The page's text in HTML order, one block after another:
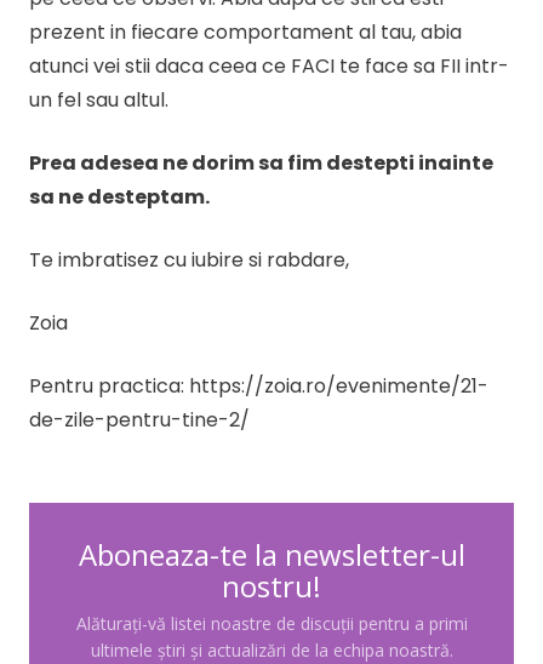
prezent in fiecare comportament al tau, abia
atunci vei stii daca ceea ce FACI te face sa FII intr-
un fel sau altul.
Prea adesea ne dorim sa fim destepti inainte
sa ne desteptam.
Te imbratisez cu iubire si rabdare,
Zoia
Pentru practica: https://zoia.ro/evenimente/21-
de-zile-pentru-tine-2/
Aboneaza-te la newsletter-ul
nostru!
Alăturați-vă listei noastre de discuții pentru a primi
ultimele știri și actualizări de la echipa noastră.